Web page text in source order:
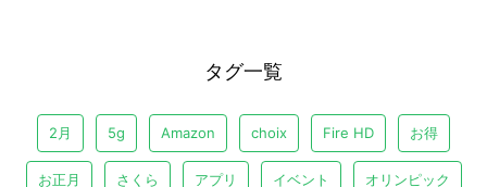
タグ一覧
2月 5g Amazon choix Fire HD お得
お正月 さくら アプリ イベント オリンピック